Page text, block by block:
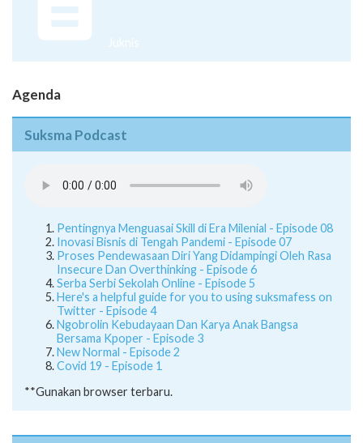
Juknis
Agenda
Suksma Podcast
Pentingnya Menguasai Skill di Era Milenial - Episode 08
Inovasi Bisnis di Tengah Pandemi - Episode 07
Proses Pendewasaan Diri Yang Didampingi Oleh Rasa
Insecure Dan Overthinking - Episode 6
Serba Serbi Sekolah Online - Episode 5
Here's a helpful guide for you to using suksmafess on
Twitter - Episode 4
Ngobrolin Kebudayaan Dan Karya Anak Bangsa
Bersama Kpoper - Episode 3
New Normal - Episode 2
Covid 19 - Episode 1
**Gunakan browser terbaru.